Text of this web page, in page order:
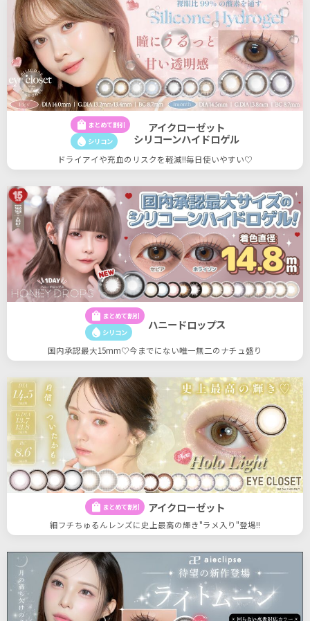
14 14件
shopping_bag まとめて割引
water_drop シリコン
アイクローゼット
シリコーンハイドロゲル
ドライアイや充血のリスクを軽減!!毎日使いやすい♡
shopping_bag まとめて割引
water_drop シリコン
ハニードロップス
国内承認最大15mm♡今までにない唯一無二のナチュ盛り
shopping_bag まとめて割引 アイクローゼット
細フチちゅるんレンズに史上最高の輝き"ラメ入り"登場!!